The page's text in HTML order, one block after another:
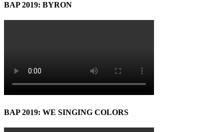
BAP 2019: BYRON
BAP 2019: WE SINGING COLORS